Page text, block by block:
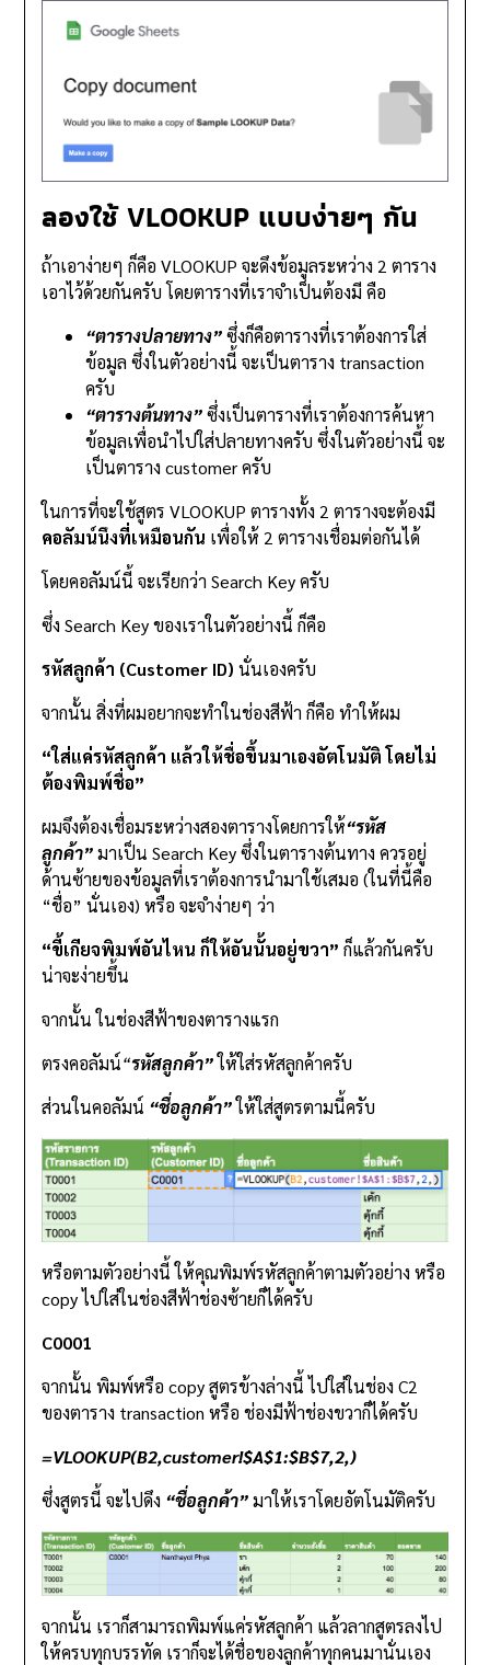
ลองใช้ VLOOKUP แบบง่ายๆ กัน
ถ้าเอาง่ายๆ ก็คือ VLOOKUP จะดึงข้อมูลระหว่าง 2 ตาราง
เอาไว้ด้วยกันครับ โดยตารางที่เราจำเป็นต้องมี คือ
“ตารางปลายทาง”ซึ่งก็คือตารางที่เราต้องการใส่
ข้อมูล ซึ่งในตัวอย่างนี้ จะเป็นตาราง transaction
ครับ
“ตารางต้นทาง”ซึ่งเป็นตารางที่เราต้องการค้นหา
ข้อมูลเพื่อนำไปใส่ปลายทางครับ ซึ่งในตัวอย่างนี้ จะ
เป็นตาราง customer ครับ
ในการที่จะใช้สูตร VLOOKUP ตารางทั้ง 2 ตารางจะต้องมี
คอลัมน์นึงที่เหมือนกัน เพื่อให้ 2 ตารางเชื่อมต่อกันได้
โดยคอลัมน์นี้ จะเรียกว่า Search Key ครับ
ซึ่ง Search Key ของเราในตัวอย่างนี้ ก็คือ
รหัสลูกค้า (Customer ID) นั่นเองครับ
จากนั้น สิ่งที่ผมอยากจะทำในช่องสีฟ้า ก็คือ ทำให้ผม
“ใส่แค่รหัสลูกค้า แล้วให้ชื่อขึ้นมาเองอัตโนมัติ โดยไม่
ต้องพิมพ์ชื่อ”
ผมจึงต้องเชื่อมระหว่างสองตารางโดยการให้“รหัส
ลูกค้า”มาเป็น Search Key ซึ่งในตารางต้นทาง ควรอยู่
ด้านซ้ายของข้อมูลที่เราต้องการนำมาใช้เสมอ (ในที่นี้คือ
“ชื่อ” นั่นเอง) หรือ จะจำง่ายๆ ว่า
“ขี้เกียจพิมพ์อันไหน ก็ให้อันนั้นอยู่ขวา”ก็แล้วกันครับ
น่าจะง่ายขึ้น
จากนั้น ในช่องสีฟ้าของตารางแรก
ตรงคอลัมน์“รหัสลูกค้า”ให้ใส่รหัสลูกค้าครับ
ส่วนในคอลัมน์ “ชื่อลูกค้า”ให้ใส่สูตรตามนี้ครับ
หรือตามตัวอย่างนี้ ให้คุณพิมพ์รหัสลูกค้าตามตัวอย่าง หรือ
copy ไปใส่ในช่องสีฟ้าช่องซ้ายก็ได้ครับ
C0001
จากนั้น พิมพ์หรือ copy สูตรข้างล่างนี้ ไปใส่ในช่อง C2
ของตาราง transaction หรือ ช่องมีฟ้าช่องขวาก็ได้ครับ
=VLOOKUP(B2,customer!$A$1:$B$7,2,)
ซึ่งสูตรนี้ จะไปดึง “ชื่อลูกค้า”มาให้เราโดยอัตโนมัติครับ
จากนั้น เราก็สามารถพิมพ์แค่รหัสลูกค้า แล้วลากสูตรลงไป
ให้ครบทุกบรรทัด เราก็จะได้ชื่อของลูกค้าทุกคนมานั่นเอง